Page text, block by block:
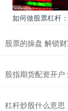
如何做股票杠杆
股票的操盘 解锁
股指期货配资开
杠杆炒股什么意思